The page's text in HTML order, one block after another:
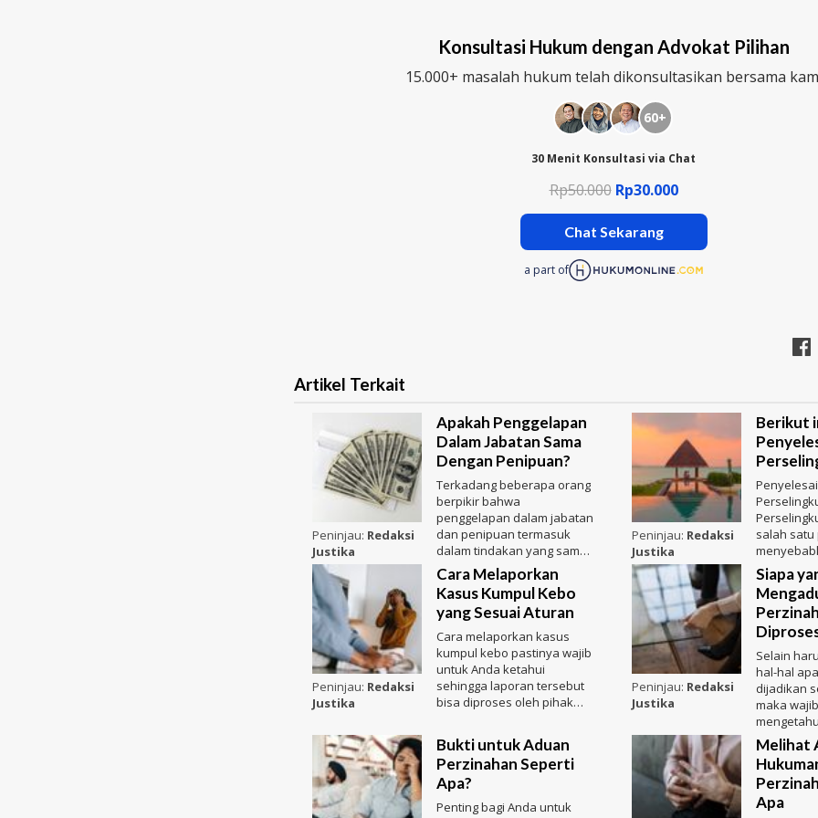
Konsultasi Hukum dengan Advokat Pilihan
15.000+ masalah hukum telah dikonsultasikan bersama
60+
30 Menit Konsultasi via Chat
Rp50.000 Rp30.000
Chat Sekarang
a part of
Artikel Terkait
Peninjau: Redaksi
Justika
Apakah Penggelapan
Dalam Jabatan Sama
Dengan Penipuan?
Terkadang beberapa orang
berpikir bahwa
penggelapan dalam jabatan
dan penipuan termasuk
dalam tindakan yang sama.
Padahal keduanya
merupakan hal yang
Peninjau: Redaksi
Justika
Berikut
salah
komitmen
dalam
Peninjau: Redaksi
Justika
Cara Melaporkan
Kasus Kumpul Kebo
yang Sesuai Aturan
Cara melaporkan kasus
kumpul kebo pastinya wajib
untuk Anda ketahui
sehingga laporan tersebut
bisa diproses oleh pihak
Peninjau: Redaksi
Justika
Siapa
Selain
hal-hal
dijadikan
maka
berhak
perzina
Bukti untuk Aduan
Perzinahan Seperti
Apa?
Penting bagi Anda untuk
Melihat
Apa